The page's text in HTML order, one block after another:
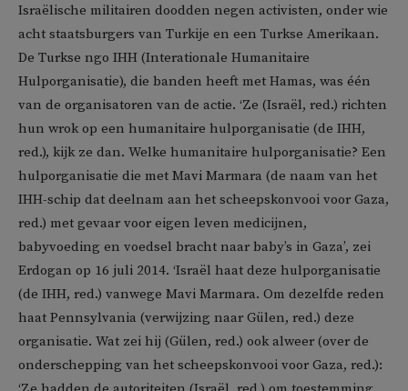
Israëlische militairen doodden negen activisten, onder wie
acht staatsburgers van Turkije en een Turkse Amerikaan.
De Turkse ngo IHH (Interationale Humanitaire
Hulporganisatie), die banden heeft met Hamas, was één
van de organisatoren van de actie. ‘Ze (Israël, red.) richten
hun wrok op een humanitaire hulporganisatie (de IHH,
red.), kijk ze dan. Welke humanitaire hulporganisatie? Een
hulporganisatie die met Mavi Marmara (de naam van het
IHH-schip dat deelnam aan het scheepskonvooi voor Gaza,
red.) met gevaar voor eigen leven medicijnen,
babyvoeding en voedsel bracht naar baby’s in Gaza’, zei
Erdogan op 16 juli 2014. ‘Israël haat deze hulporganisatie
(de IHH, red.) vanwege Mavi Marmara. Om dezelfde reden
haat Pennsylvania (verwijzing naar Gülen, red.) deze
organisatie. Wat zei hij (Gülen, red.) ook alweer (over de
onderschepping van het scheepskonvooi voor Gaza, red.):